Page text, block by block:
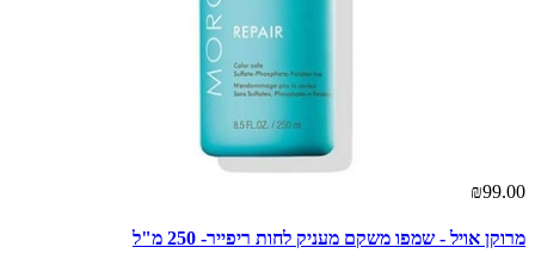
₪99.00
מרוקן אויל - שמפו משקם מעניק לחות ריפייר- 250 מ"ל